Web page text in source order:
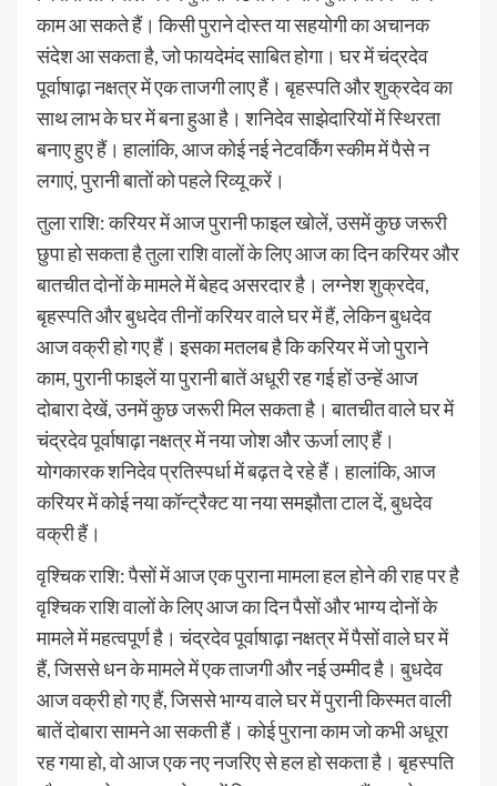
काम आ सकते हैं। किसी पुराने दोस्त या सहयोगी का अचानक
संदेश आ सकता है, जो फायदेमंद साबित होगा। घर में चंद्रदेव
पूर्वाषाढ़ा नक्षत्र में एक ताजगी लाए हैं। बृहस्पति और शुक्रदेव का
साथ लाभ के घर में बना हुआ है। शनिदेव साझेदारियों में स्थिरता
बनाए हुए हैं। हालांकि, आज कोई नई नेटवर्किंग स्कीम में पैसे न
लगाएं, पुरानी बातों को पहले रिव्यू करें।
तुला राशि: करियर में आज पुरानी फाइल खोलें, उसमें कुछ जरूरी
छुपा हो सकता है तुला राशि वालों के लिए आज का दिन करियर और
बातचीत दोनों के मामले में बेहद असरदार है। लग्नेश शुक्रदेव,
बृहस्पति और बुधदेव तीनों करियर वाले घर में हैं, लेकिन बुधदेव
आज वक्री हो गए हैं। इसका मतलब है कि करियर में जो पुराने
काम, पुरानी फाइलें या पुरानी बातें अधूरी रह गई हों उन्हें आज
दोबारा देखें, उनमें कुछ जरूरी मिल सकता है। बातचीत वाले घर में
चंद्रदेव पूर्वाषाढ़ा नक्षत्र में नया जोश और ऊर्जा लाए हैं।
योगकारक शनिदेव प्रतिस्पर्धा में बढ़त दे रहे हैं। हालांकि, आज
करियर में कोई नया कॉन्ट्रैक्ट या नया समझौता टाल दें, बुधदेव
वक्री हैं।
वृश्चिक राशि: पैसों में आज एक पुराना मामला हल होने की राह पर है
वृश्चिक राशि वालों के लिए आज का दिन पैसों और भाग्य दोनों के
मामले में महत्वपूर्ण है। चंद्रदेव पूर्वाषाढ़ा नक्षत्र में पैसों वाले घर में
हैं, जिससे धन के मामले में एक ताजगी और नई उम्मीद है। बुधदेव
आज वक्री हो गए हैं, जिससे भाग्य वाले घर में पुरानी किस्मत वाली
बातें दोबारा सामने आ सकती हैं। कोई पुराना काम जो कभी अधूरा
रह गया हो, वो आज एक नए नजरिए से हल हो सकता है। बृहस्पति